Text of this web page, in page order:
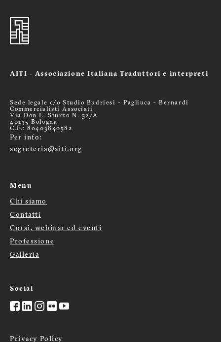
AITI - Associazione Italiana Traduttori e interpreti
Sede legale c/o Studio Budriesi - Pagliuca - Bernardi
Commercialisti Associati
Via Don L. Sturzo N. 52/A
40135 Bologna
C.F.: 80403840582
Per info:
segreteria@aiti.org
Menu
Menù
Chi siamo
Contatti
Corsi, webinar ed eventi
Professione
Galleria
Social
Privacy Policy